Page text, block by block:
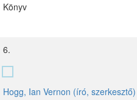
Könyv
6.
Hogg, Ian Vernon (író, szerkesztő)